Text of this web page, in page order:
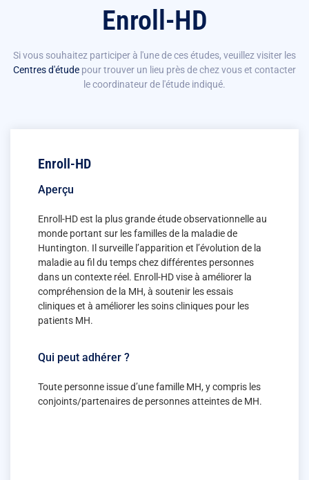
Enroll-HD
Si vous souhaitez participer à l'une de ces études, veuillez visiter les
Centres d'étude pour trouver un lieu près de chez vous et contacter
le coordinateur de l'étude indiqué.
Enroll-HD
Aperçu
Enroll-HD est la plus grande étude observationnelle au
monde portant sur les familles de la maladie de
Huntington. Il surveille l’apparition et l’évolution de la
maladie au fil du temps chez différentes personnes
dans un contexte réel. Enroll-HD vise à améliorer la
compréhension de la MH, à soutenir les essais
cliniques et à améliorer les soins cliniques pour les
patients MH.
Qui peut adhérer ?
Toute personne issue d’une famille MH, y compris les
conjoints/partenaires de personnes atteintes de MH.